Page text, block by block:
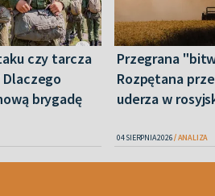
czy tarcza
brygadę
Przegrana
Rozpętana
uderza w
04 SIERPNIA 2026 ANALIZA